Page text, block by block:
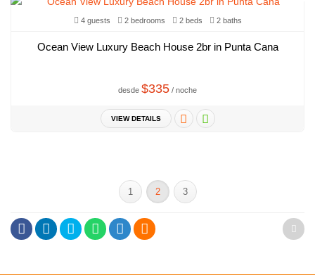
4 guests 2 bedrooms 2 beds 2 baths
Ocean View Luxury Beach House 2br in Punta Cana
desde $335 / noche
VIEW DETAILS
1 2 3